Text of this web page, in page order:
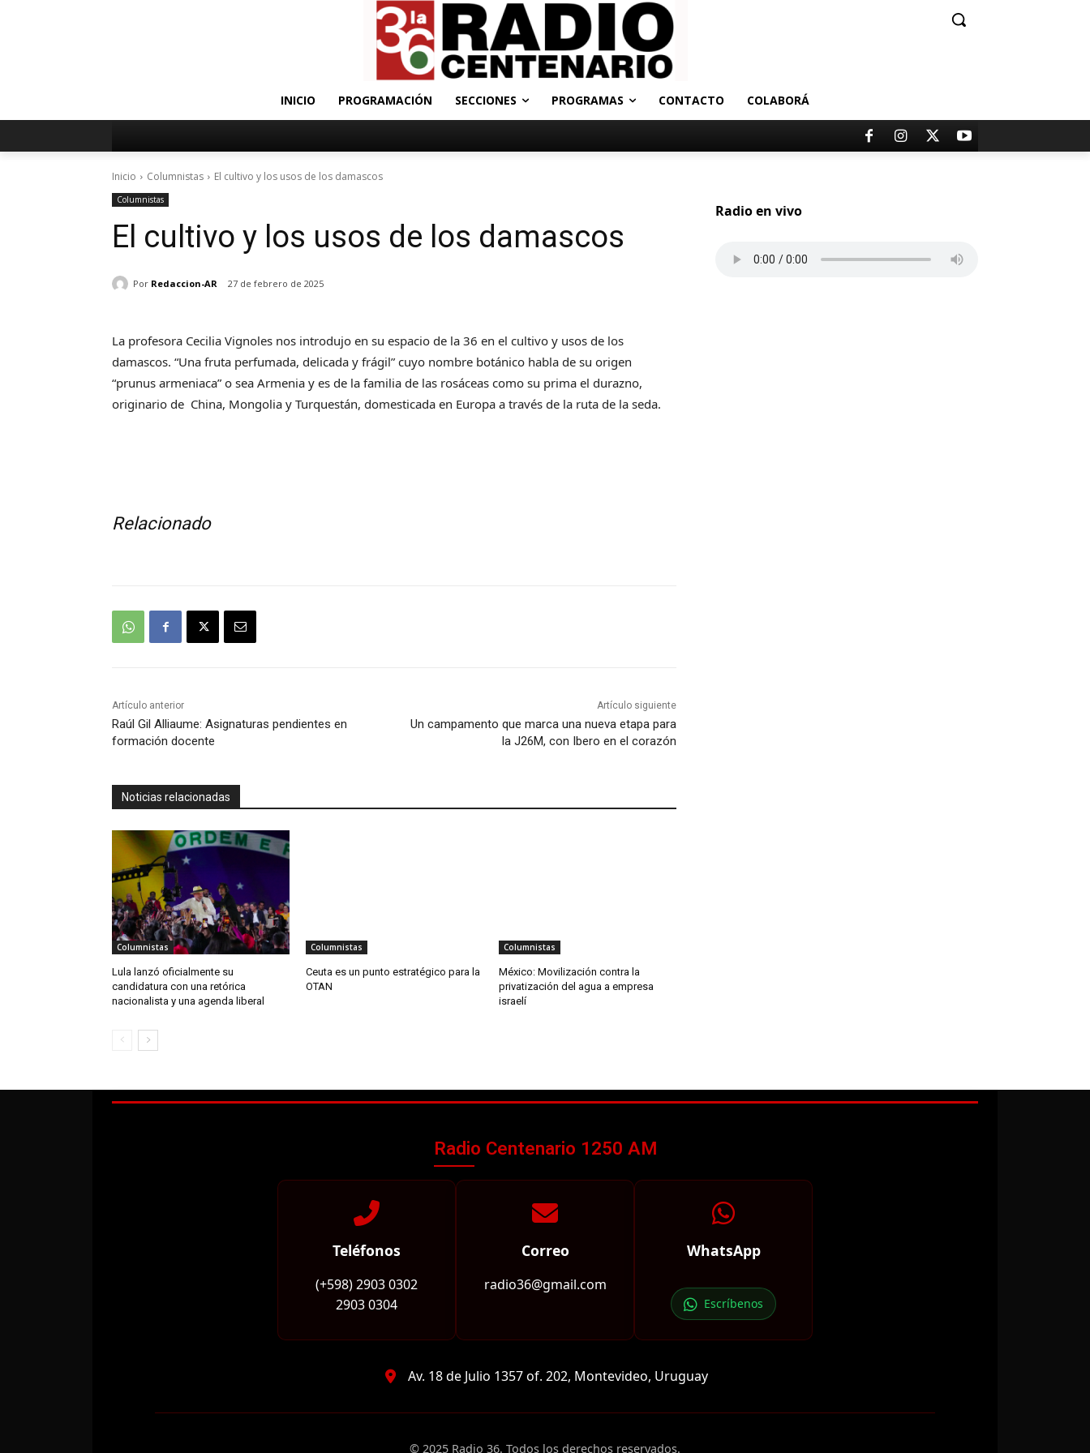
INICIO PROGRAMACIÓN SECCIONES PROGRAMAS CONTACTO COLABORÁ
Inicio Columnistas El cultivo y los usos de los damascos
Columnistas
El cultivo y los usos de los damascos
Por Redaccion-AR 27 de febrero de 2025
La profesora Cecilia Vignoles nos introdujo en su espacio de la 36 en el cultivo y usos de los
damascos. “Una fruta perfumada, delicada y frágil” cuyo nombre botánico habla de su origen
“prunus armeniaca” o sea Armenia y es de la familia de las rosáceas como su prima el durazno,
originario de China, Mongolia y Turquestán, domesticada en Europa a través de la ruta de la seda.
Relacionado
Artículo anterior
Raúl Gil Alliaume: Asignaturas pendientes en
formación docente
Artículo siguiente
Un campamento que marca una nueva etapa para
la J26M, con Ibero en el corazón
Noticias relacionadas
Columnistas
Lula lanzó oficialmente su
candidatura con una retórica
nacionalista y una agenda liberal
Columnistas
Ceuta es un punto estratégico para la
OTAN
Columnistas
México: Movilización contra la
privatización del agua a empresa
israelí
Radio en vivo
Radio Centenario 1250 AM
Teléfonos
(+598) 2903 0302
2903 0304
Correo
radio36@gmail.com
WhatsApp
Escríbenos
Av. 18 de Julio 1357 of. 202, Montevideo, Uruguay
© 2025 Radio 36. Todos los derechos reservados.